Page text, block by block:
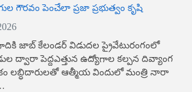
గౌరవం పెంచేలా ప్రజా ప్రభుత్వం కృషి
జాబ్ కేలండర్ విడుదల ప్రైవేటురంగంలో
ద్వారా పెద్దఎత్తున ఉద్యోగాల కల్పన దివ్యాంగ
లబ్ధిదారులతో ఆత్మీయ విందులో మంత్రి నారా